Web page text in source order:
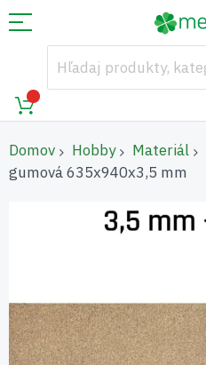
Domov Hobby Materiál
gumová 635x940x3,5 mm